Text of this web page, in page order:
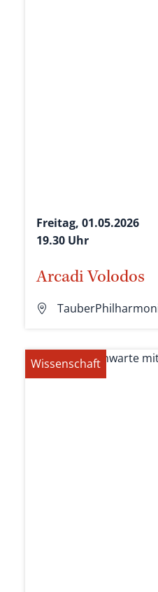
Freitag, 01.05.2026
19.30 Uhr
Arcadi Volodos
Wissenschaft